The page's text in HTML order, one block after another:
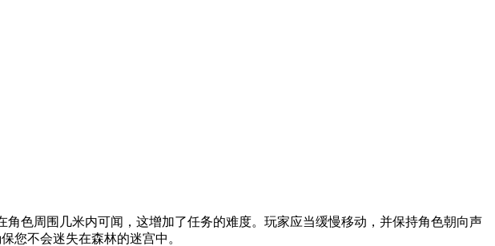
色周围几米内可闻，这增加了任务的难度。玩家应当缓慢移动，并保持角色朝向声
您不会迷失在森林的迷宫中。